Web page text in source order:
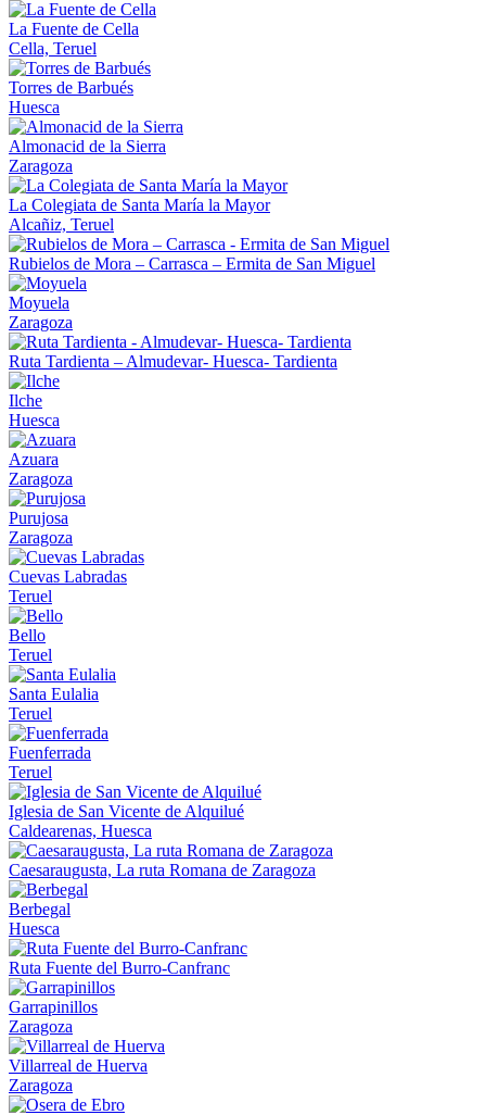
La Fuente de Cella
Cella, Teruel
Torres de Barbués
Huesca
Almonacid de la Sierra
Zaragoza
La Colegiata de Santa María la Mayor
Alcañiz, Teruel
Rubielos de Mora – Carrasca – Ermita de San Miguel
Moyuela
Zaragoza
Ruta Tardienta – Almudevar- Huesca- Tardienta
Ilche
Huesca
Azuara
Zaragoza
Purujosa
Zaragoza
Cuevas Labradas
Teruel
Bello
Teruel
Santa Eulalia
Teruel
Fuenferrada
Teruel
Iglesia de San Vicente de Alquilué
Caldearenas, Huesca
Caesaraugusta, La ruta Romana de Zaragoza
Berbegal
Huesca
Ruta Fuente del Burro-Canfranc
Garrapinillos
Zaragoza
Villarreal de Huerva
Zaragoza